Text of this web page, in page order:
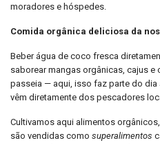
moradores e hóspedes.
Comida orgânica deliciosa da
Beber água de coco fresca
saborear mangas orgânicas, cajus
passeia — aqui, isso faz parte do dia
vêm diretamente dos pescadores
Cultivamos aqui alimentos
são vendidas como superalimentos